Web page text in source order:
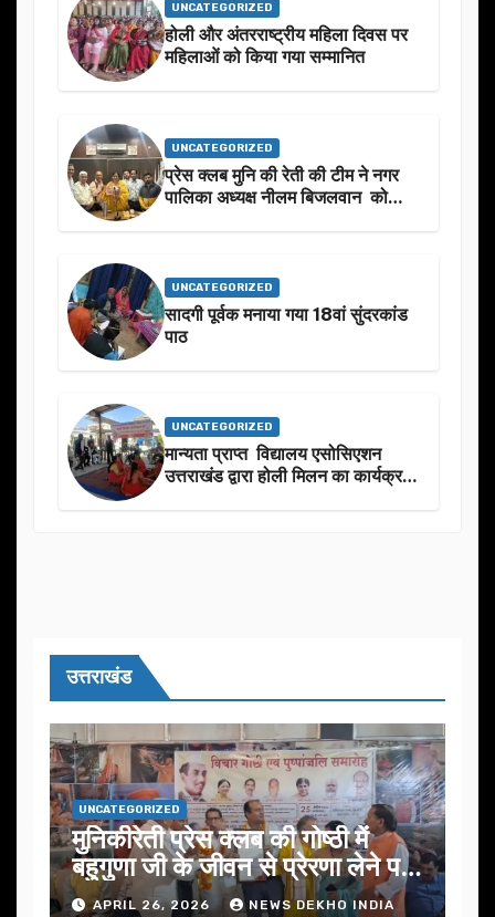
UNCATEGORIZED
होली और अंतरराष्ट्रीय महिला दिवस पर
महिलाओं को किया गया सम्मानित
UNCATEGORIZED
प्रेस क्लब मुनि की रेती की टीम ने नगर
पालिका अध्यक्ष नीलम बिजलवान को
UNCATEGORIZED
सादगी पूर्वक मनाया गया 18वां सुंदरकांड
पाठ
UNCATEGORIZED
मान्यता प्राप्त विद्यालय एसोसिएशन
उत्तराखंड द्वारा होली मिलन का कार्यक्रम
उत्तराखंड
UNCATEGORIZED
मुनिकीरेती प्रेस क्लब की गोष्ठी में
बहुगुणा जी के जीवन से प्रेरणा लेने पर
जोरAPRIL 26, 2026 NEWS DEKHO INDIA